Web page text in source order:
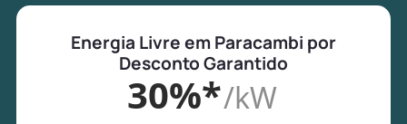
Energia Livre em Paracambi por
Desconto Garantido
30%*/kW